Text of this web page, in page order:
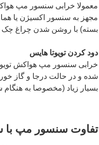
معمولا خرابی سنسور مپ
مجهز به سنسور اکسیژن یا
بسته) با روشن شدن چراغ چک
دود کردن تویوتا هایس
شده و در حالت درجا و گاز
بسیار زیاد (مخصوصا به
تفاوت سنسور مپ